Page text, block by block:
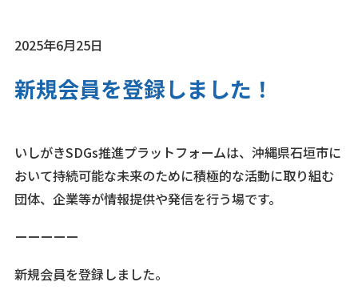
お問い合わせ
2025年6月25日
新規会員を登録しました！
いしがきSDGs推進プラットフォームは、沖縄県石垣市に
おいて持続可能な未来のために積極的な活動に取り組む
団体、企業等が情報提供や発信を行う場です。
ーーーーー
新規会員を登録しました。